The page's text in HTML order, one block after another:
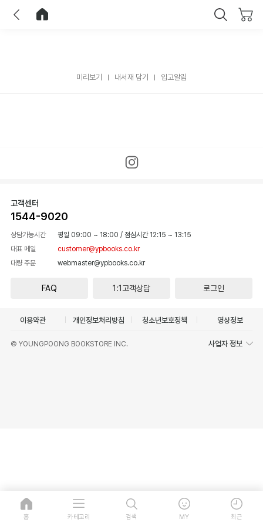
미리보기 내서재 담기 입고알림
고객센터
1544-9020
상담가능시간 평일 09:00 ~ 18:00 / 점심시간 12:15 ~ 13:15
대표 메일
customer@ypbooks.co.kr
대량 주문
webmaster@ypbooks.co.kr
FAQ 1:1고객상담 로그인
이용약관 개인정보처리방침 청소년보호정책 영상정보
© YOUNGPOONG BOOKSTORE INC. 사업자 정보
홈 카테고리 검색 MY 최근